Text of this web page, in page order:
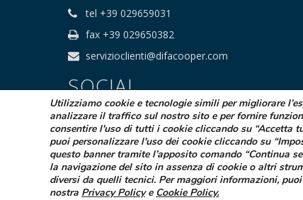
tel +39 029659031
fax +39 029650382
servizioclienti@difacooper.com
SOCIAL
© 2025 Difa Cooper SpA - Capitale
Società
Utilizziamo cookie e tecnologie simili per migliorare
analizzare il traffico sul nostro sito e per fornire
consentire l'uso di tutti i cookie cliccando su “Accetta
puoi personalizzare l'uso dei cookie cliccando su
questo banner tramite l’apposito comando “Continua
la navigazione del sito in assenza di cookie o altri
diversi da quelli tecnici. Per maggiori informazioni,
nostra Privacy Policye Cookie Policy.